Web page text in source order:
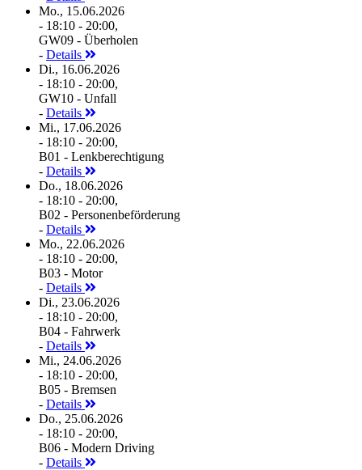
Mo., 15.06.2026
- 18:10 - 20:00,
GW09 - Überholen
- Details
Di., 16.06.2026
- 18:10 - 20:00,
GW10 - Unfall
- Details
Mi., 17.06.2026
- 18:10 - 20:00,
B01 - Lenkberechtigung
- Details
Do., 18.06.2026
- 18:10 - 20:00,
B02 - Personenbeförderung
- Details
Mo., 22.06.2026
- 18:10 - 20:00,
B03 - Motor
- Details
Di., 23.06.2026
- 18:10 - 20:00,
B04 - Fahrwerk
- Details
Mi., 24.06.2026
- 18:10 - 20:00,
B05 - Bremsen
- Details
Do., 25.06.2026
- 18:10 - 20:00,
B06 - Modern Driving
- Details